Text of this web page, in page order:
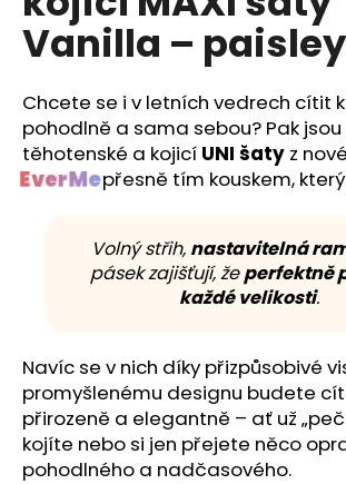
5
hvězdiček.
Vanilla – paisley
Chcete se i v letních vedrech cítit
pohodlně a sama sebou? Pak
těhotenské a kojicí UNI šaty z nové
EverMepřesně tím kouskem,
Volný střih, nastavitelná
pásek zajišťují, žeperfektně
každé velikosti.
Navíc se v nich díky přizpůsobivé
promyšlenému designu budete
přirozeně a elegantně – ať už
kojíte nebo si jen přejete něco
pohodlného a nadčasového.
u
j
m
e